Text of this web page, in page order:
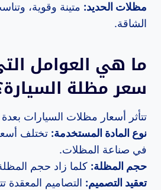
مظلات الحديد: متينة وقوية،
الشاقة.
ما هي العوامل
سعر مظلة
تتأثر أسعار مظلات السيارات
نوع المادة المستخدمة: تختلف
في صناعة المظلات.
حجم المظلة: كلما زاد حجم
تعقيد التصميم: التصاميم المعقدة